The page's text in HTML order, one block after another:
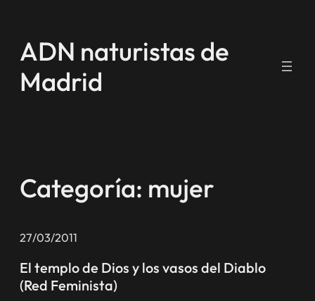
contenido
ADN naturistas de
Madrid
Categoría: mujer
27/03/2011
El templo de Dios y los vasos del Diablo
(Red Feminista)